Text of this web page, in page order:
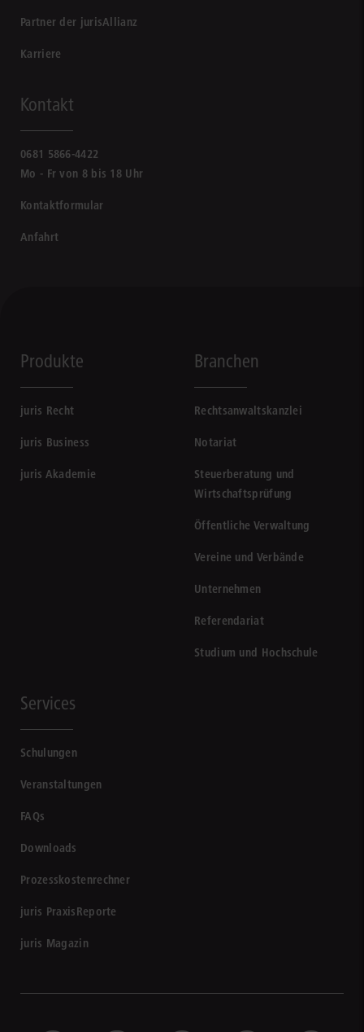
Partner der jurisAllianz
Karriere
Kontakt
0681 5866-4422
Mo - Fr von 8 bis 18 Uhr
Kontaktformular
Anfahrt
Produkte
juris Recht
juris Business
juris Akademie
Branchen
Rechtsanwaltskanzlei
Notariat
Steuerberatung und
Wirtschaftsprüfung
Öffentliche Verwaltung
Vereine und Verbände
Unternehmen
Referendariat
Studium und Hochschule
Services
Schulungen
Veranstaltungen
FAQs
Downloads
Prozesskostenrechner
juris PraxisReporte
juris Magazin